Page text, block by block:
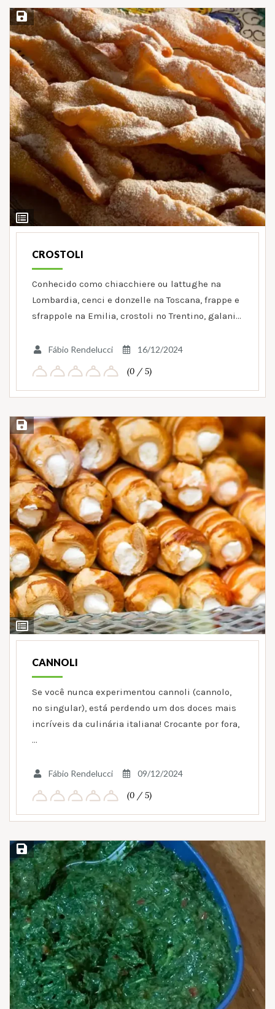
Ver
Ingredientes
Salvar Receita
CROSTOLI
Conhecido como chiacchiere ou lattughe na
Lombardia, cenci e donzelle na Toscana, frappe e
sfrappole na Emilia, crostoli no Trentino, galani…
Fábio Rendelucci 16/12/2024
(0 / 5)
Ver
Ingredientes
Salvar Receita
CANNOLI
Se você nunca experimentou cannoli (cannolo,
no singular), está perdendo um dos doces mais
incríveis da culinária italiana! Crocante por fora,
…
Fábio Rendelucci 09/12/2024
(0 / 5)
Salvar Receita